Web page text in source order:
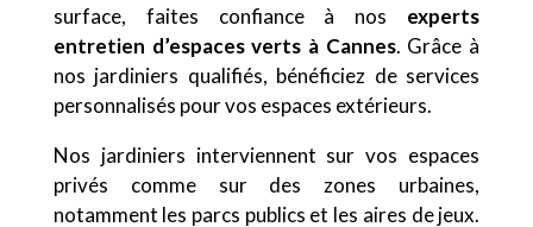
surface, faites confiance à nos experts
entretien d’espaces verts à Cannes. Grâce à
nos jardiniers qualifiés, bénéficiez de services
personnalisés pour vos espaces extérieurs.
Nos jardiniers interviennent sur vos espaces
privés comme sur des zones urbaines,
notamment les parcs publics et les aires de jeux.